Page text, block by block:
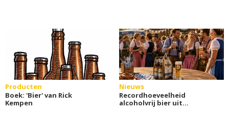
Producten
Boek: 'Bier' van Rick
Kempen
Nieuws
Recordhoeveelheid
alcoholvrij bier uit